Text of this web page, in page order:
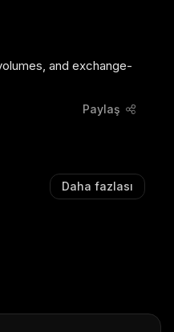
and exchange-
Paylaş
Daha fazlası